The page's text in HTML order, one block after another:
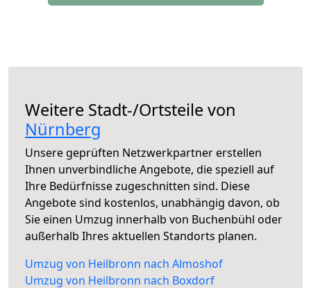
Weitere Stadt-/Ortsteile von
Nürnberg
Unsere geprüften Netzwerkpartner erstellen
Ihnen unverbindliche Angebote, die speziell auf
Ihre Bedürfnisse zugeschnitten sind. Diese
Angebote sind kostenlos, unabhängig davon, ob
Sie einen Umzug innerhalb von Buchenbühl oder
außerhalb Ihres aktuellen Standorts planen.
Umzug von Heilbronn nach Almoshof
Umzug von Heilbronn nach Boxdorf